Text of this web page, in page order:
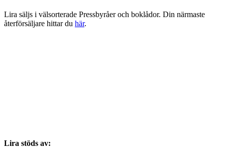
Lira säljs i välsorterade Pressbyråer och boklådor. Din närmaste
återförsäljare hittar du här.
Lira stöds av: